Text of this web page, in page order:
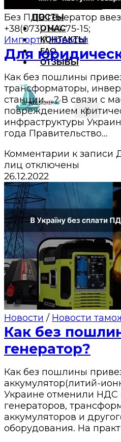
ТАМОЖЕННЫЕ
ПОСТЫ
О НАС
КОНТАКТЫ
FAQ
ОТЗЫВЫ
X
Без ПДВ генератор
+38(073)-144-75-15;
Импорт/Новости
Для
Как без пошлины
трансформаторы,
станции.....? В связи с
повреждением
инфраструктуры
года Правительство…
Комментарии к записи
лиц отключены
26.12.2022
Новости / Новости
Как без
генератор?
Как без пошлины
аккумулятор(литий-
Украине отменили НДС
генераторов,
аккумуляторов и
оборудования. На